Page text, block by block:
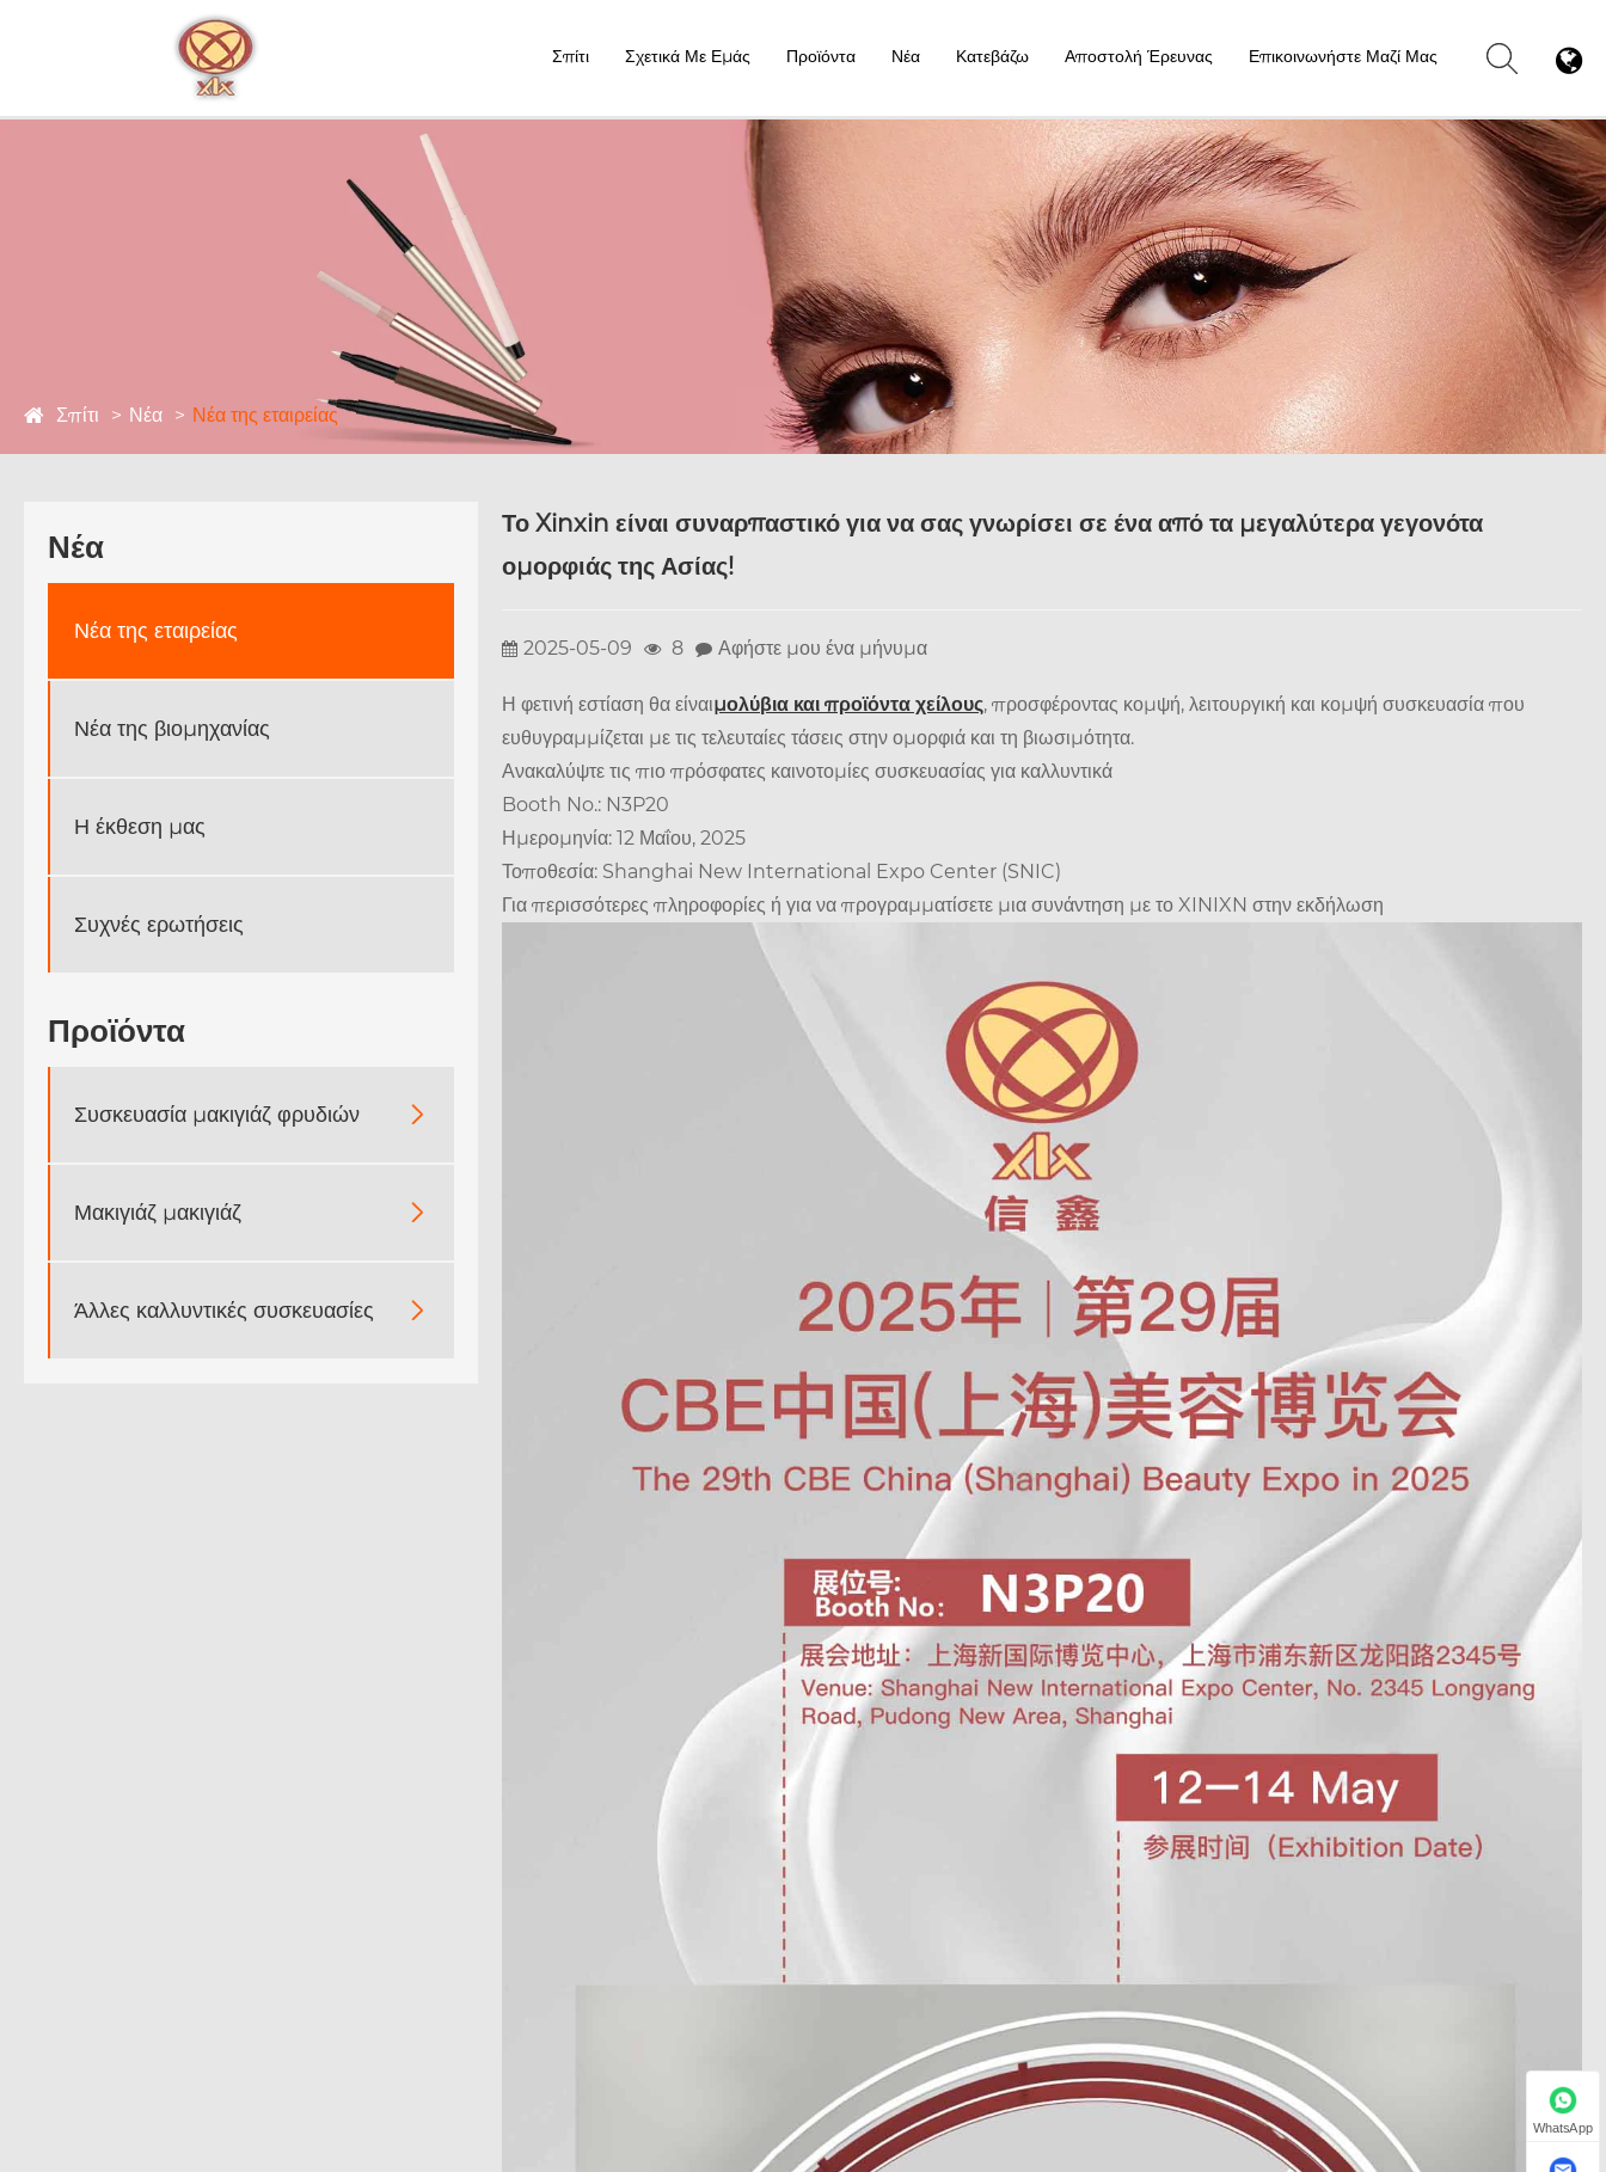
Σπίτι Σχετικά Με Εμάς Προϊόντα Νέα Κατεβάζω Αποστολή Έρευνας Επικοινωνήστε Μαζί Μας
Σπίτι Νέα Νέα της εταιρείας
Νέα
Νέα της εταιρείας
Νέα της βιομηχανίας
Η έκθεση μας
Συχνές ερωτήσεις
Προϊόντα
Συσκευασία μακιγιάζ φρυδιών 
Μακιγιάζ μακιγιάζ 
Άλλες καλλυντικές συσκευασίες 
Το Xinxin είναι συναρπαστικό για να σας γνωρίσει σε ένα από τα μεγαλύτερα γεγονότα
ομορφιάς της Ασίας!
2025-05-09 8 Αφήστε μου ένα μήνυμα
Η φετινή εστίαση θα είναιμολύβια και προϊόντα χείλους, προσφέροντας κομψή, λειτουργική και κομψή συσκευασία που
ευθυγραμμίζεται με τις τελευταίες τάσεις στην ομορφιά και τη βιωσιμότητα.
Ανακαλύψτε τις πιο πρόσφατες καινοτομίες συσκευασίας για καλλυντικά
Booth No.: N3P20
Ημερομηνία: 12 Μαΐου, 2025
Τοποθεσία: Shanghai New International Expo Center (SNIC)
Για περισσότερες πληροφορίες ή για να προγραμματίσετε μια συνάντηση με το XINIXN στην εκδήλωση
WhatsApp